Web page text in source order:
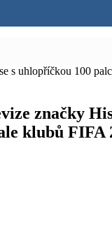
s uhlopříčkou 100
značky
klubů